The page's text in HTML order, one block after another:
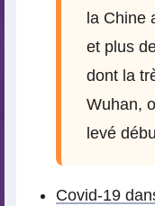
la Chine
et plus
dont la
Wuhan,
levé
Covid-19